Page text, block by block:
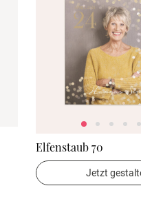
Elfenstaub 70
Jetzt